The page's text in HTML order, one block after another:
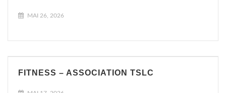
MAI 26, 2026
FITNESS – ASSOCIATION TSLC